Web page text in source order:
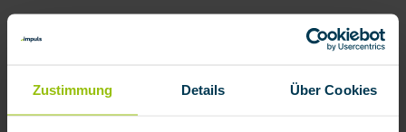
Zustimmung Details Über Cookies
Ein Wechsel in die PKV sollte dennoch gut überlegt
sein. Denn wer sich während des Studiums privat
gesetzliche Krankenversicherung zurückkehren.
Dafür müssen bestimmte Voraussetzungen erfüllt